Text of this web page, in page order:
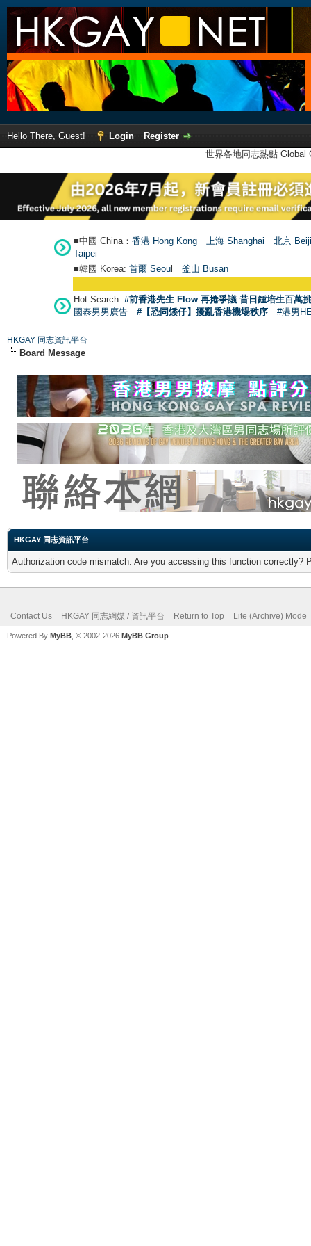
Hello There, Guest! Login
Register
世界各地同志熱點
■中國 China： 香港 Hong Kong 上海 Shanghai
北京
Taipei
■韓國 Korea: 首爾 Seoul 釜山 Busan
Hot Search: #前香港先生 Flow 再捲爭議 昔日鍾培生百萬
國泰男男廣告
#【恐同矮仔】擾亂香港機場秩序 #港男
HKGAY 同志資訊平台
Board Message
HKGAY 同志資訊平台
Authorization code mismatch. Are you accessing this function correctly?
Contact Us HKGAY 同志網媒 / 資訊平台 Return to Top Lite (Archive) Mode
Powered By MyBB , © 2002-2026 MyBB Group